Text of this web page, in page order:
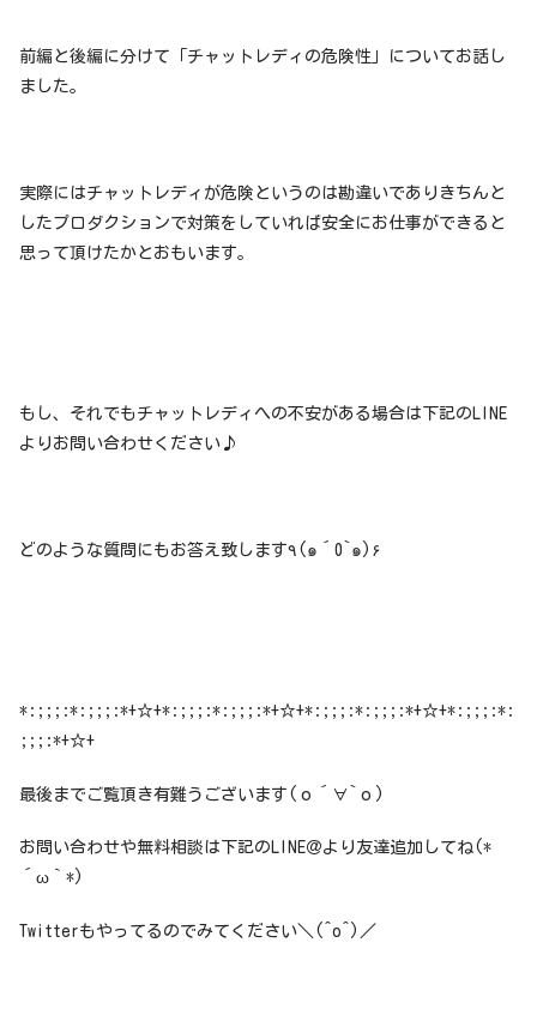
前編と後編に分けて「チャットレディの危険性」についてお話し
ました。
実際にはチャットレディが危険というのは勘違いでありきちんと
したプロダクションで対策をしていれば安全にお仕事ができると
思って頂けたかとおもいます。
もし、それでもチャットレディへの不安がある場合は下記のLINE
よりお問い合わせください♪
どのような質問にもお答え致します٩(๑´0`๑)۶
*:;;;:*:;;;:*+☆+*:;;;:*:;;;:*+☆+*:;;;:*:;;;:*+☆+*:;;;:*:
;;;:*+☆+
最後までご覧頂き有難うございます(о´∀`о)
お問い合わせや無料相談は下記のLINE＠より友達追加してね(*
´ω｀*)
Twitterもやってるのでみてください＼(^o^)／